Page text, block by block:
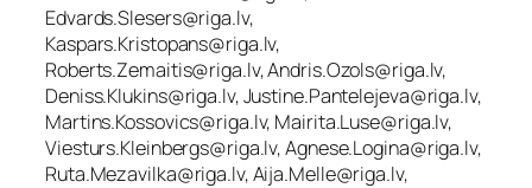
Edvards.Slesers@riga.lv,
Kaspars.Kristopans@riga.lv,
Roberts.Zemaitis@riga.lv, Andris.Ozols@riga.lv,
Deniss.Klukins@riga.lv, Justine.Pantelejeva@riga.lv,
Martins.Kossovics@riga.lv, Mairita.Luse@riga.lv,
Viesturs.Kleinbergs@riga.lv, Agnese.Logina@riga.lv,
Ruta.Mezavilka@riga.lv, Aija.Melle@riga.lv,